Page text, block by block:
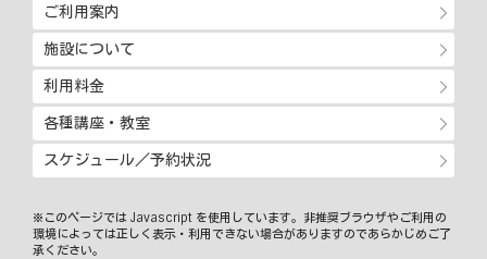
ご利用案内
施設について
利用料金
各種講座・教室
スケジュール／予約状況
※このページでは Javascript を使用しています。非推奨ブラウザやご利用の
環境によっては正しく表示・利用できない場合がありますのであらかじめご了
承ください。